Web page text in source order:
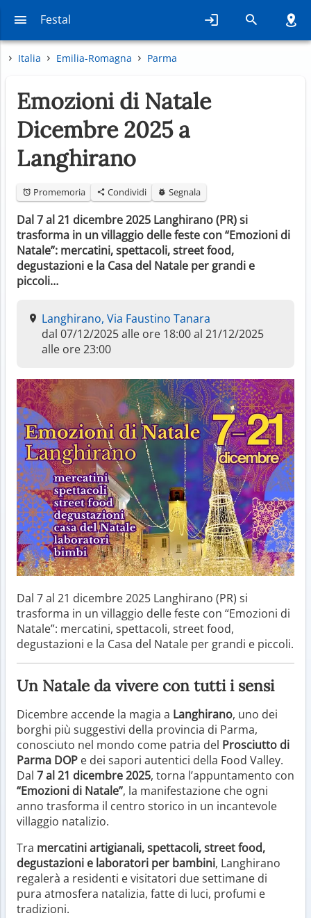
Festal
Italia Emilia-Romagna Parma
Emozioni di Natale
Dicembre 2025 a
Langhirano
Promemoria Condividi Segnala
Dal 7 al 21 dicembre 2025 Langhirano (PR) si
trasforma in un villaggio delle feste con “Emozioni di
Natale”: mercatini, spettacoli, street food,
degustazioni e la Casa del Natale per grandi e
piccoli…
Langhirano, Via Faustino Tanara
dal 07/12/2025 alle ore 18:00 al 21/12/2025
alle ore 23:00
Dal 7 al 21 dicembre 2025 Langhirano (PR) si
trasforma in un villaggio delle feste con “Emozioni di
Natale”: mercatini, spettacoli, street food,
degustazioni e la Casa del Natale per grandi e piccoli.
Un Natale da vivere con tutti i sensi
Dicembre accende la magia a Langhirano, uno dei
borghi più suggestivi della provincia di Parma,
conosciuto nel mondo come patria del Prosciutto di
Parma DOP e dei sapori autentici della Food Valley.
Dal 7 al 21 dicembre 2025, torna l’appuntamento con
“Emozioni di Natale”, la manifestazione che ogni
anno trasforma il centro storico in un incantevole
villaggio natalizio.
Tra mercatini artigianali, spettacoli, street food,
degustazioni e laboratori per bambini, Langhirano
regalerà a residenti e visitatori due settimane di
pura atmosfera natalizia, fatte di luci, profumi e
tradizioni.